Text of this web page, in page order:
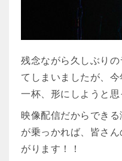
残念ながら久しぶり
てしまいましたが、
一杯、形にしようと思
映像配信だからでき
が乗っかれば、皆さ
がります！！